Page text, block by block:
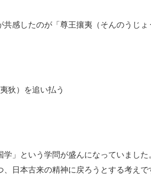
感したのが「尊王攘夷（そんのうじょ
狄）を追い払う
」という学問が盛んになっていまし
日本古来の精神に戻ろうとする考えで